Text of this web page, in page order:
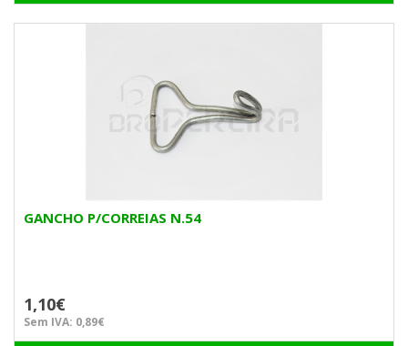
GANCHO P/CORREIAS N.54
1,10€
Sem IVA: 0,89€